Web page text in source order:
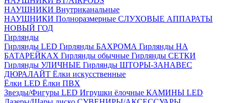
НАУШНИКИ Внутриканальные
НАУШНИКИ Полноразмерные СЛУХОВЫЕ АППАРАТЫ
НОВЫЙ ГОД
Гирлянды
Гирлянды LED Гирлянды БАХРОМА Гирлянды НА
БАТАРЕЙКАХ Гирлянды обычные Гирлянды СЕТКИ
Гирлянды УЛИЧНЫЕ Гирлянды ШТОРЫ-ЗАНАВЕС
ДЮРАЛАЙТ Ёлки искусственные
Ёлки LED Ёлки ПВХ
Звезды/Фигуры LED Игрушки ёлочные КАМИНЫ LED